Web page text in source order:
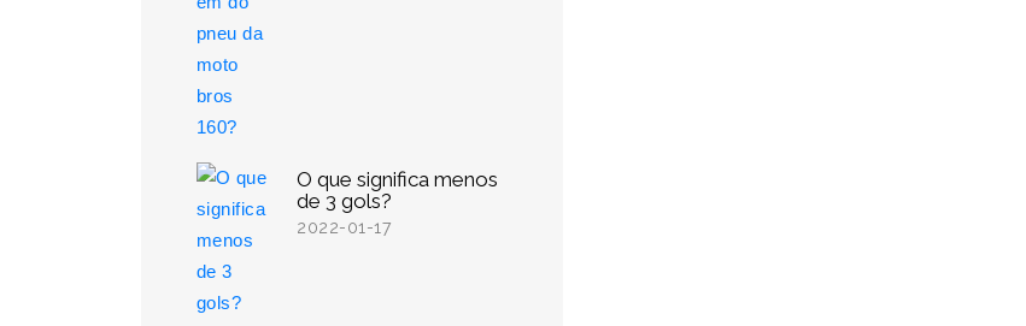
O que significa menos
de 3 gols?
2022-01-17